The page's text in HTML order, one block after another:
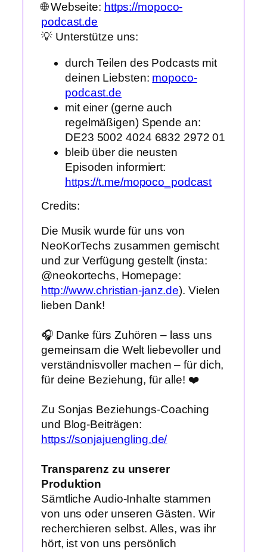
🌐 Webseite: https://mopoco-
podcast.de
💡 Unterstütze uns:
durch Teilen des Podcasts mit
deinen Liebsten: mopoco-
podcast.de
mit einer (gerne auch
regelmäßigen) Spende an:
DE23 5002 4024 6832 2972 01
bleib über die neusten
Episoden informiert:
https://t.me/mopoco_podcast
Credits:
Die Musik wurde für uns von
NeoKorTechs zusammen gemischt
und zur Verfügung gestellt (insta:
@neokortechs, Homepage:
http://www.christian-janz.de). Vielen
lieben Dank!
🎧 Danke fürs Zuhören – lass uns
gemeinsam die Welt liebevoller und
verständnisvoller machen – für dich,
für deine Beziehung, für alle! ❤️
Zu Sonjas Beziehungs-Coaching
und Blog-Beiträgen:
https://sonjajuengling.de/
Transparenz zu unserer
Produktion
Sämtliche Audio-Inhalte stammen
von uns oder unseren Gästen. Wir
recherchieren selbst. Alles, was ihr
hört, ist von uns persönlich